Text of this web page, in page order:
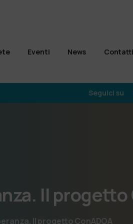
Eventi News Contatti
Seguici su
Il progetto
Il progetto ConADOA